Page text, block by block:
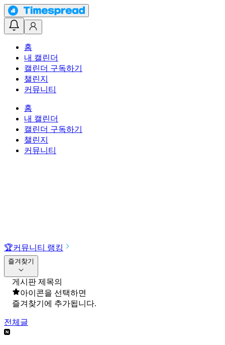
홈
내 캘린더
캘린더 구독하기
챌린지
커뮤니티
홈
내 캘린더
캘린더 구독하기
챌린지
커뮤니티
🏆커뮤니티 랭킹
즐겨찾기
게시판 제목의
아이콘을 선택하면
즐겨찾기에 추가됩니다.
전체글